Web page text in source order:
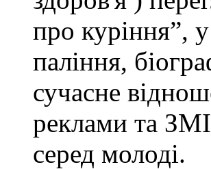
про куріння”,
паління,
сучасне
реклами та
серед молоді.